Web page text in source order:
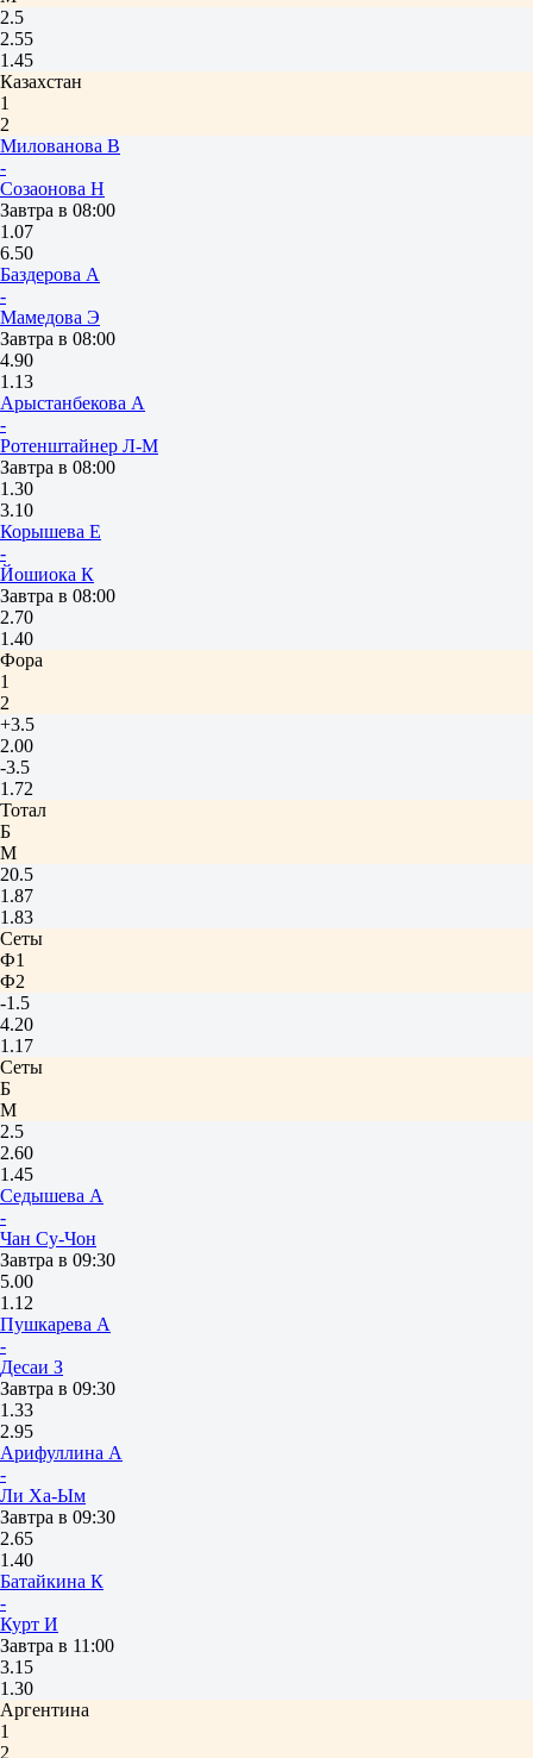
2.5
2.55
1.45
Казахстан
1
2
Милованова В
-
Созаонова Н
Завтра в 08:00
1.07
6.50
Баздерова А
-
Мамедова Э
Завтра в 08:00
4.90
1.13
Арыстанбекова А
-
Ротенштайнер Л-М
Завтра в 08:00
1.30
3.10
Корышева Е
-
Йошиока К
Завтра в 08:00
2.70
1.40
Фора
1
2
+3.5
2.00
-3.5
1.72
Тотал
Б
М
20.5
1.87
1.83
Сеты
Ф1
Ф2
-1.5
4.20
1.17
Сеты
Б
М
2.5
2.60
1.45
Седышева А
-
Чан Су-Чон
Завтра в 09:30
5.00
1.12
Пушкарева А
-
Десаи З
Завтра в 09:30
1.33
2.95
Арифуллина А
-
Ли Ха-Ым
Завтра в 09:30
2.65
1.40
Батайкина К
-
Курт И
Завтра в 11:00
3.15
1.30
Аргентина
1
2